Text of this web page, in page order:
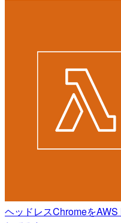
ヘッドレスChromeを